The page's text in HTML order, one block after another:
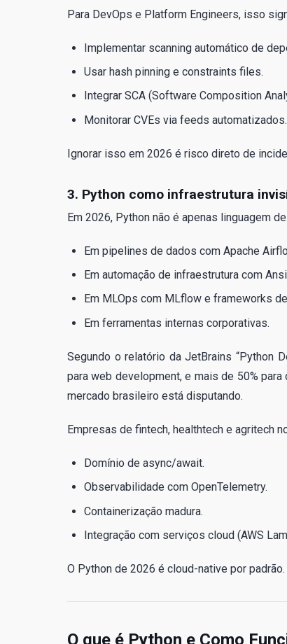
Para DevOps e Platform Engineers, isso
Implementar scanning automático de
Usar hash pinning e constraints files.
Integrar SCA (Software Composition
Monitorar CVEs via feeds automatizados.
Ignorar isso em 2026 é risco direto de
3. Python como infraestrutura
Em 2026, Python não é apenas linguagem
Em pipelines de dados com Apache
Em automação de infraestrutura com
Em MLOps com MLflow e frameworks
Em ferramentas internas corporativas.
Segundo o relatório da JetBrains “Python
para web development, e mais de 50%
mercado brasileiro está disputando.
Empresas de fintech, healthtech e agritech
Domínio de async/await.
Observabilidade com OpenTelemetry.
Containerização madura.
Integração com serviços cloud (AWS
O Python de 2026 é cloud-native por padrão.
O que é Python e Como